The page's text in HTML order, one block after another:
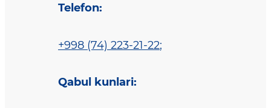
Telefon:
+998 (74) 223-21-22;
Qabul kunlari: